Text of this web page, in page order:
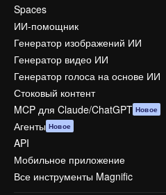
Spaces
ИИ-помощник
Генератор изображений ИИ
Генератор видео ИИ
Генератор голоса на основе ИИ
Стоковый контент
MCP для Claude/ChatGPT Новое
Агенты Новое
API
Мобильное приложение
Все инструменты Magnific